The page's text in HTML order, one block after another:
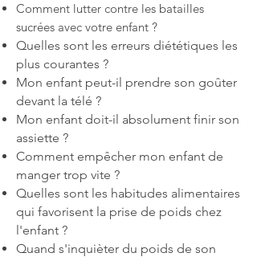
Comment lutter contre les batailles
sucrées avec votre enfant ?
Quelles sont les erreurs diététiques les
plus courantes ?
Mon enfant peut-il prendre son goûter
devant la télé ?
Mon enfant doit-il absolument finir son
assiette ?
Comment empêcher mon enfant de
manger trop vite ?
Quelles sont les habitudes alimentaires
qui favorisent la prise de poids chez
l'enfant ?
Quand s'inquièter du poids de son